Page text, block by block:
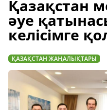
Қазақстан
әуе
келісімге
ҚАЗАҚСТАН ЖАҢАЛЫҚТАРЫ